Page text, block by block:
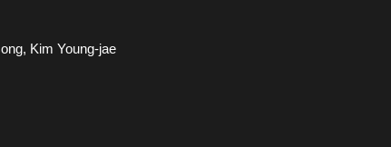
Kim Young-jae